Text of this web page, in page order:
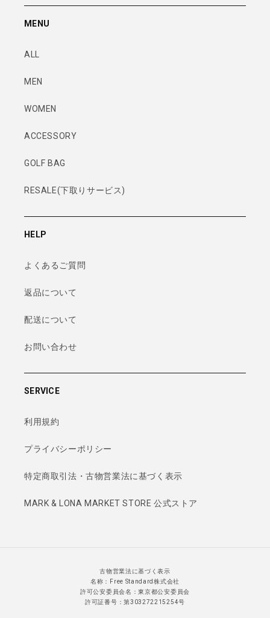
MENU
ALL
MEN
WOMEN
ACCESSORY
GOLF BAG
RESALE(下取りサービス)
HELP
よくあるご質問
返品について
配送について
お問い合わせ
SERVICE
利用規約
プライバシーポリシー
特定商取引法・古物営業法に基づく表示
MARK & LONA MARKET STORE 公式ストア
古物営業法に基づく表示
名称：Free Standard株式会社
許可公安委員会名：東京都公安委員会
許可証番号：第303272215254号